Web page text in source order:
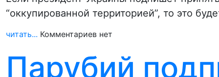
“оккупированной территорией”, то это
читать... Комментариев нет
Парубий